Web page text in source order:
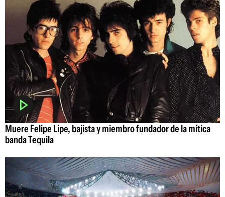
Muere Felipe Lipe, bajista y miembro fundador de la mítica
banda Tequila